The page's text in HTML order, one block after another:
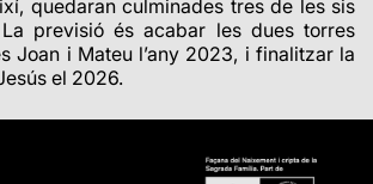
quedaran culminades tres de les sis
previsió és acabar les dues torres
Joan i Mateu l’any 2023, i finalitzar la
el 2026.